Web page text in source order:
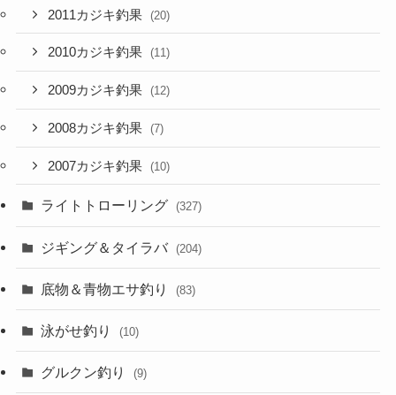
2011カジキ釣果 (20)
2010カジキ釣果 (11)
2009カジキ釣果 (12)
2008カジキ釣果 (7)
2007カジキ釣果 (10)
ライトトローリング (327)
ジギング＆タイラバ (204)
底物＆青物エサ釣り (83)
泳がせ釣り (10)
グルクン釣り (9)